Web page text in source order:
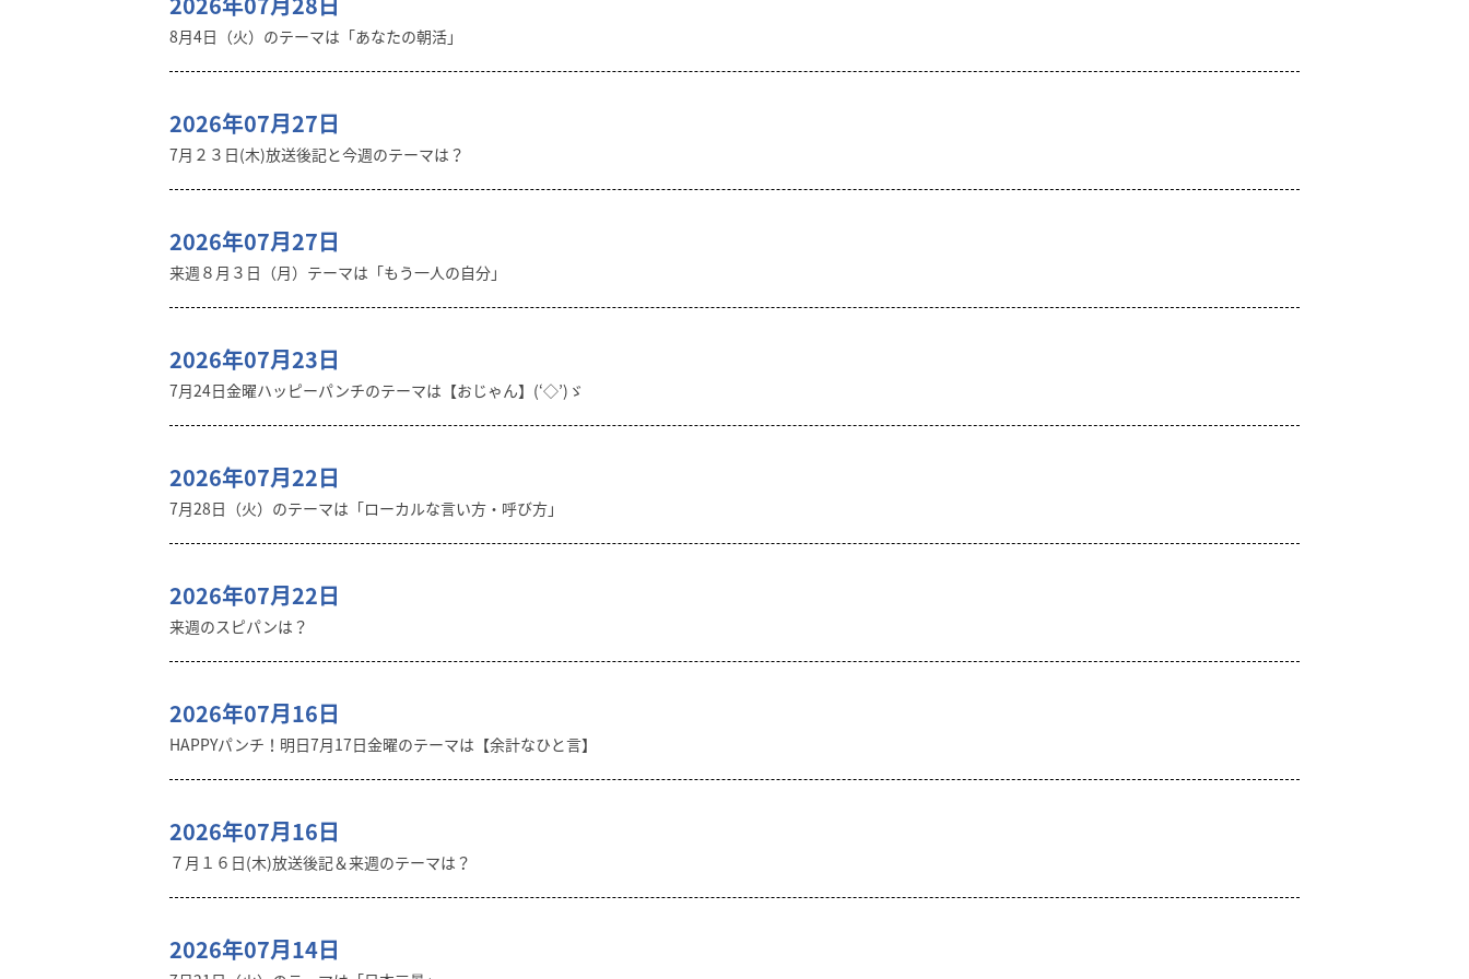
8月4日（火）のテーマは「あなたの朝活」
2026年07月27日
7月２３日(木)放送後記と今週のテーマは？
2026年07月27日
来週８月３日（月）テーマは「もう一人の自分」
2026年07月23日
7月24日金曜ハッピーパンチのテーマは【おじゃん】(‘◇’)ゞ
2026年07月22日
7月28日（火）のテーマは「ローカルな言い方・呼び方」
2026年07月22日
来週のスピパンは？
2026年07月16日
HAPPYパンチ！明日7月17日金曜のテーマは【余計なひと言】
2026年07月16日
７月１６日(木)放送後記＆来週のテーマは？
2026年07月14日